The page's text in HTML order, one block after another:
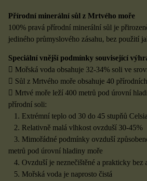
Přírodní minerální sůl z Mrtvého moře
100% pravá přírodní minerální sůl je
jediného průmyslového zásahu, bez použití
Speciální vnější podmínky související
 Mořská voda obsahuje 32-34% soli ve
 Sůl z Mrtvého moře obsahuje 40
 Mrtvé moře leží 400 metrů pod úrovní
přírodní soli:
1. Extrémní teplo od 30 do 45 stupňů
2. Relativně malá vlhkost ovzduší 30-45%
3. Mimořádné podmínky ovzduší
metrů pod úrovní hladiny moře
4. Ovzduší je neznečištěné a prakticky bez
5. Mořská voda je naprosto čistá